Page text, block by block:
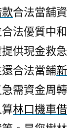
合法當舖資
法優質中和
供現金救急
合法當鋪新
需資金周轉
林口機車借